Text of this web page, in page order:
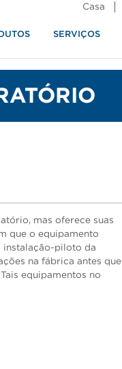
Casa
SERVIÇOS
mas oferece suas
que o equipamento
instalação-piloto da
na fábrica antes que
equipamentos no